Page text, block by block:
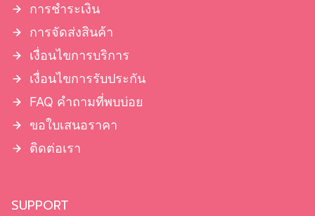
การชำระเงิน
การจัดส่งสินค้า
เงื่อนไขการบริการ
เงื่อนไขการรับประกัน
FAQ คำถามที่พบบ่อย
ขอใบเสนอราคา
ติดต่อเรา
SUPPORT